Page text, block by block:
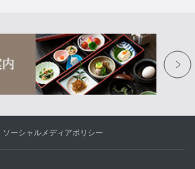
ソーシャルメディアポリシー